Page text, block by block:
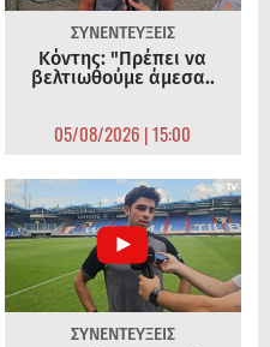
ΣΥΝΕΝΤΕΥΞΕΙΣ
Κόντης: "Πρέπει να
βελτιωθούμε άμεσα..
05/08/2026 | 15:00
ΣΥΝΕΝΤΕΥΞΕΙΣ